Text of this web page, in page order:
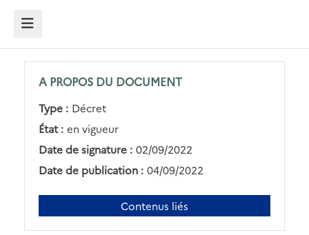
MENU
A PROPOS DU DOCUMENT
Type : Décret
État : en vigueur
Date de signature : 02/09/2022
Date de publication : 04/09/2022
Contenus liés